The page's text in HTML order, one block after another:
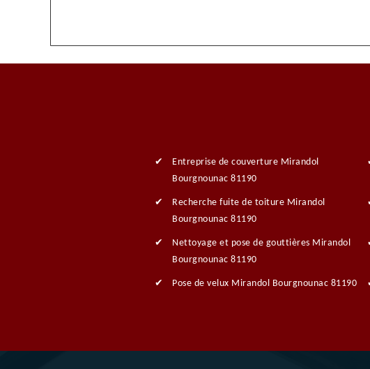
Entreprise de couverture Mirandol
Bourgnounac 81190
Recherche fuite de toiture Mirandol
Bourgnounac 81190
Nettoyage et pose de gouttières Mirandol
Bourgnounac 81190
Pose de velux Mirandol Bourgnounac 81190